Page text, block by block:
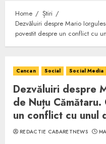
Home
Știri
Dezvăluiri despre Mario
povestit despre un conflict cu
Cancan Social Social Media
Dezvăluiri despre
de Nuțu
un conflict cu unul
REDACTIE CABARETNEWS